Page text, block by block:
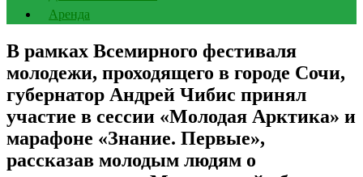
Аренда
В рамках Всемирного фестиваля
молодежи, проходящего в городе Сочи,
губернатор Андрей Чибис принял
участие в сессии «Молодая Арктика» и
марафоне «Знание. Первые»,
рассказав молодым людям о